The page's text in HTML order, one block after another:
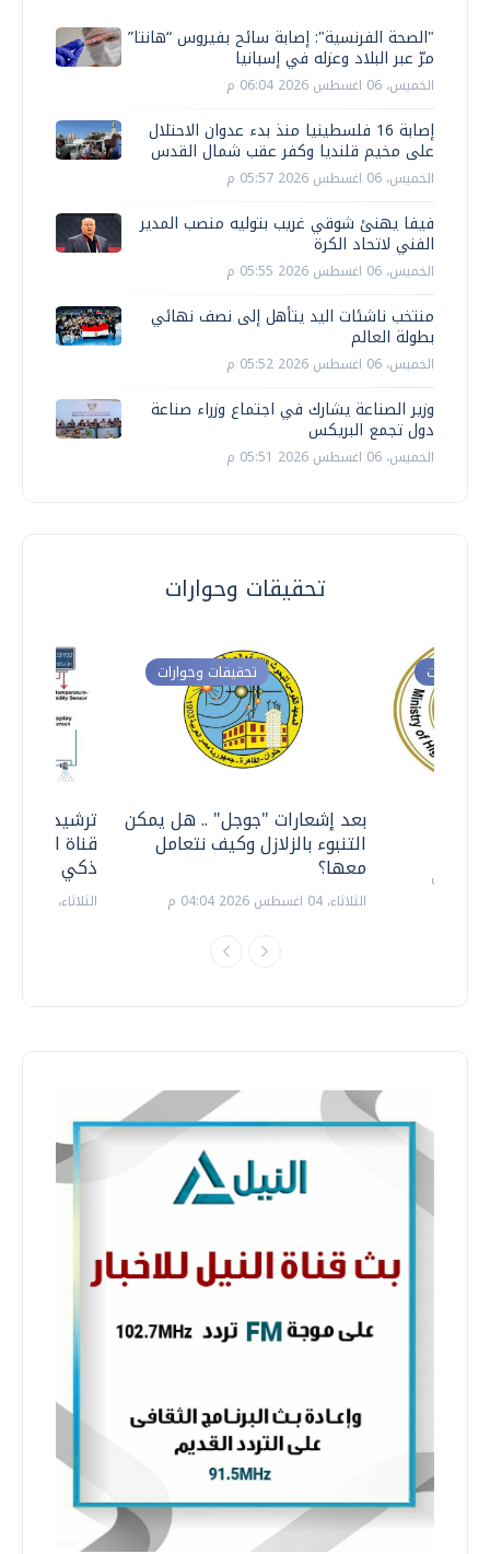
"الصحة الفرنسية": إصابة سائح بفيروس “هانتا”
مرّ عبر البلاد وعزله في إسبانيا
الخميس، 06 اغسطس 2026 06:04 م
إصابة 16 فلسطينيا منذ بدء عدوان الاحتلال
على مخيم قلنديا وكفر عقب شمال القدس
الخميس، 06 اغسطس 2026 05:57 م
فيفا يهنئ شوقي غريب بتوليه منصب المدير
الفني لاتحاد الكرة
الخميس، 06 اغسطس 2026 05:55 م
منتخب ناشئات اليد يتأهل إلى نصف نهائي
بطولة العالم
الخميس، 06 اغسطس 2026 05:52 م
وزير الصناعة يشارك في اجتماع وزراء صناعة
دول تجمع البريكس
الخميس، 06 اغسطس 2026 05:51 م
تحقيقات وحوارات
ترشيدا
قناة
ذكي
الثلاثاء، 14 يوليو 2026 06:11 م
تحقيقات وحوارات
بعد إشعارات "جوجل" .. هل يمكن
التنبوء بالزلازل وكيف نتعامل
معها؟
الثلاثاء، 04 اغسطس 2026 04:04 م
وحوارات